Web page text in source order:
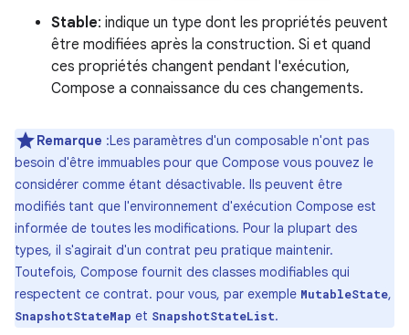
Stable: indique un type dont les propriétés peuvent
être modifiées après la construction. Si et quand
ces propriétés changent pendant l'exécution,
Compose a connaissance du ces changements.
Remarque :Les paramètres d'un composable n'ont pas
besoin d'être immuables pour que Compose vous pouvez le
considérer comme étant désactivable. Ils peuvent être
modifiés tant que l'environnement d'exécution Compose est
informée de toutes les modifications. Pour la plupart des
types, il s'agirait d'un contrat peu pratique maintenir.
Toutefois, Compose fournit des classes modifiables qui
respectent ce contrat. pour vous, par exemple MutableState,
SnapshotStateMap et SnapshotStateList.